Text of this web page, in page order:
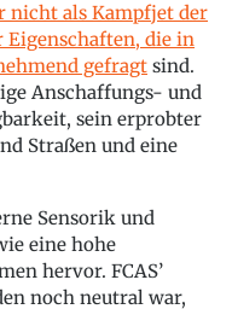
nicht als Kampfjet der
Eigenschaften, die in
gefragt sind.
Anschaffungs- und
sein erprobter
Straßen und eine
Sensorik und
eine hohe
hervor. FCAS’
noch neutral war,